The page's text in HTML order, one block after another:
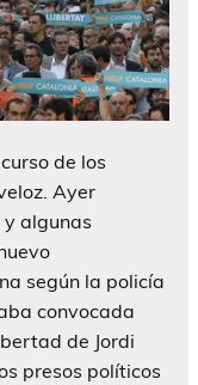
de los
Ayer
algunas
según la policía
convocada
de Jordi
presos políticos